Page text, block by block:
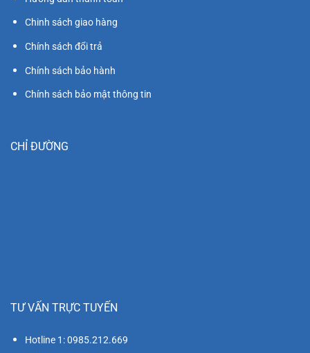
Chinh sách giao hàng
Chính sách đổi trả
Chính sách bảo hành
Chính sách bảo mật thông tin
CHỈ ĐƯỜNG
TƯ VẤN TRỰC TUYẾN
Hotline 1: 0985.212.669